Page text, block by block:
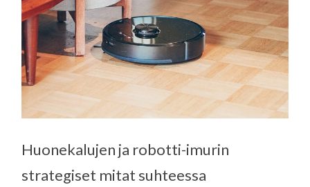
Huonekalujen ja robotti-imurin
strategiset mitat suhteessa